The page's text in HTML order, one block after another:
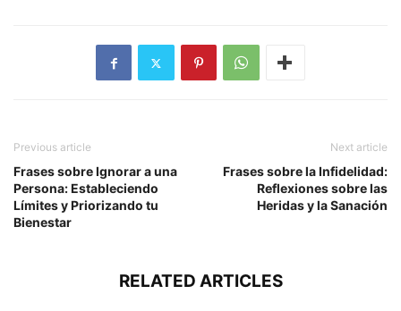
Previous article
Frases sobre Ignorar a una
Persona: Estableciendo
Límites y Priorizando tu
Bienestar
Next article
Frases sobre la Infidelidad:
Reflexiones sobre las
Heridas y la Sanación
RELATED ARTICLES